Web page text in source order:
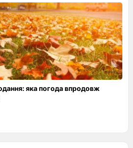
яка погода впродовж